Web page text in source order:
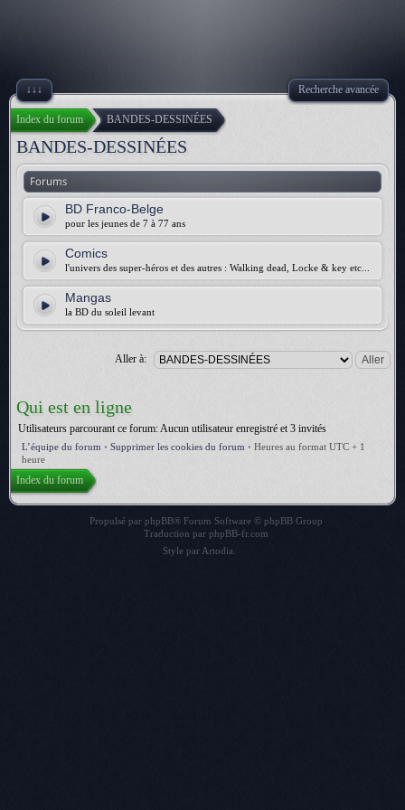
↓↓↓ Recherche avancée
Index du forum BANDES-DESSINÉES
BANDES-DESSINÉES
Forums
BD Franco-Belge
pour les jeunes de 7 à 77 ans
Comics
l'univers des super-héros et des autres : Walking dead, Locke & key etc...
Mangas
la BD du soleil levant
Aller à:
Qui est en ligne
Utilisateurs parcourant ce forum: Aucun utilisateur enregistré et 3 invités
L’équipe du forum • Supprimer les cookies du forum • Heures au format UTC + 1
heure
Index du forum
Propulsé par phpBB® Forum Software © phpBB Group
Traduction par phpBB-fr.com
Style par Artodia